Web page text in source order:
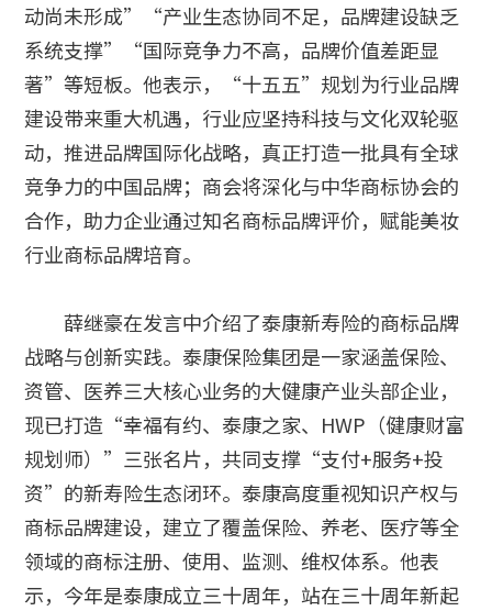
动尚未形成”“产业生态协同不足，品牌建设缺乏
系统支撑”“国际竞争力不高，品牌价值差距显
著”等短板。他表示，“十五五”规划为行业品牌
建设带来重大机遇，行业应坚持科技与文化双轮驱
动，推进品牌国际化战略，真正打造一批具有全球
竞争力的中国品牌；商会将深化与中华商标协会的
合作，助力企业通过知名商标品牌评价，赋能美妆
行业商标品牌培育。
薛继豪在发言中介绍了泰康新寿险的商标品牌
战略与创新实践。泰康保险集团是一家涵盖保险、
资管、医养三大核心业务的大健康产业头部企业，
现已打造“幸福有约、泰康之家、HWP（健康财富
规划师）”三张名片，共同支撑“支付+服务+投
资”的新寿险生态闭环。泰康高度重视知识产权与
商标品牌建设，建立了覆盖保险、养老、医疗等全
领域的商标注册、使用、监测、维权体系。他表
示，今年是泰康成立三十周年，站在三十周年新起